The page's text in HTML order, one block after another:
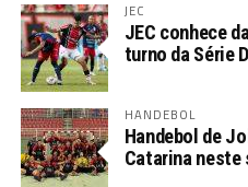
JEC
JEC conhece
turno da Série D
HANDEBOL
Handebol de
Catarina neste